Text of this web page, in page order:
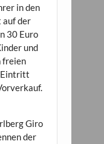
in den
auf der
30 Euro
und
freien
Eintritt
Giro
der